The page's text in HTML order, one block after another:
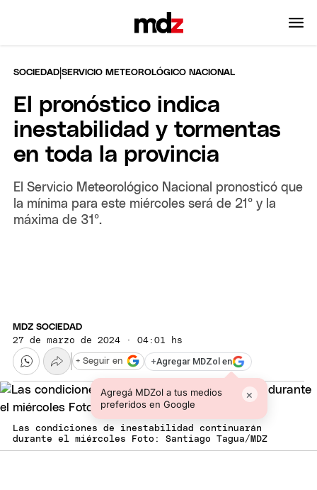
SOCIEDAD |SERVICIO METEOROLÓGICO NACIONAL
El pronóstico indica
inestabilidad y tormentas
en toda la provincia
El Servicio Meteorológico Nacional pronosticó que
la mínima para este miércoles será de 21° y la
máxima de 31°.
MDZ SOCIEDAD
27 de marzo de 2024 · 04:01 hs
+Agregar MDZol en
Agregá MDZol a tus medios
preferidos en Google
×
+ Seguir en
Las condiciones de inestabilidad continuarán
durante el miércoles Foto: Santiago Tagua/MDZ